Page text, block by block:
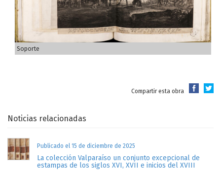
Soporte
Compartir esta obra
Noticias relacionadas
Publicado el 15 de diciembre de 2025
La colección Valparaíso un conjunto excepcional de
estampas de los siglos XVI, XVII e inicios del XVIII